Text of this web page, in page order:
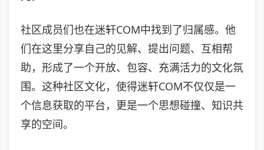
社区成员们也在迷轩COM中找到了归属感。他
们在这里分享自己的见解、提出问题、互相帮
助，形成了一个开放、包容、充满活力的文化氛
围。这种社区文化，使得迷轩COM不仅仅是一
个信息获取的平台，更是一个思想碰撞、知识共
享的空间。